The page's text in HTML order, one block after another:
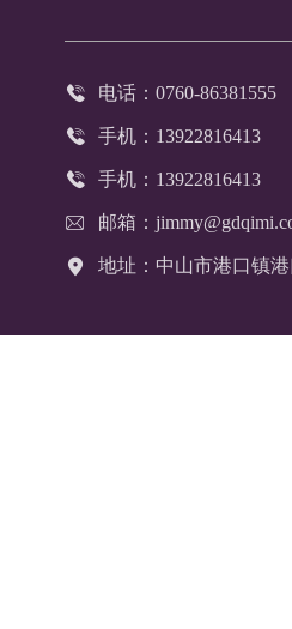
 电话：0760-86381555
 手机：13922816413
 手机：13922816413
 邮箱：
 地址：中山市港口镇